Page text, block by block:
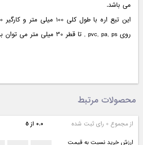
می باشد.
روی pvc, pa, ps , تا قطر 30 میلی متر می توان برش داد.
محصولات مرتبط
از مجموع 0 رای ثبت شده 0.0 از 5
ارزش خرید نسبت به قیمت